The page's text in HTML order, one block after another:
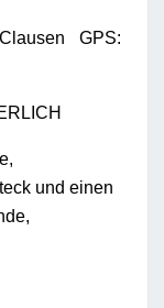
GPS:
und einen